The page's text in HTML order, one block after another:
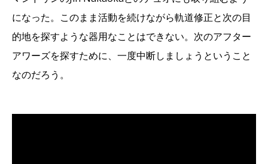
になった。このまま活動を続けながら軌道修正と次の目
的地を探すような器用なことはできない。次のアフター
アワーズを探すために、一度中断しましょうということ
なのだろう。